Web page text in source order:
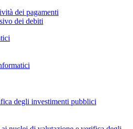
dei pagamenti
dei debiti
degli investimenti pubblici